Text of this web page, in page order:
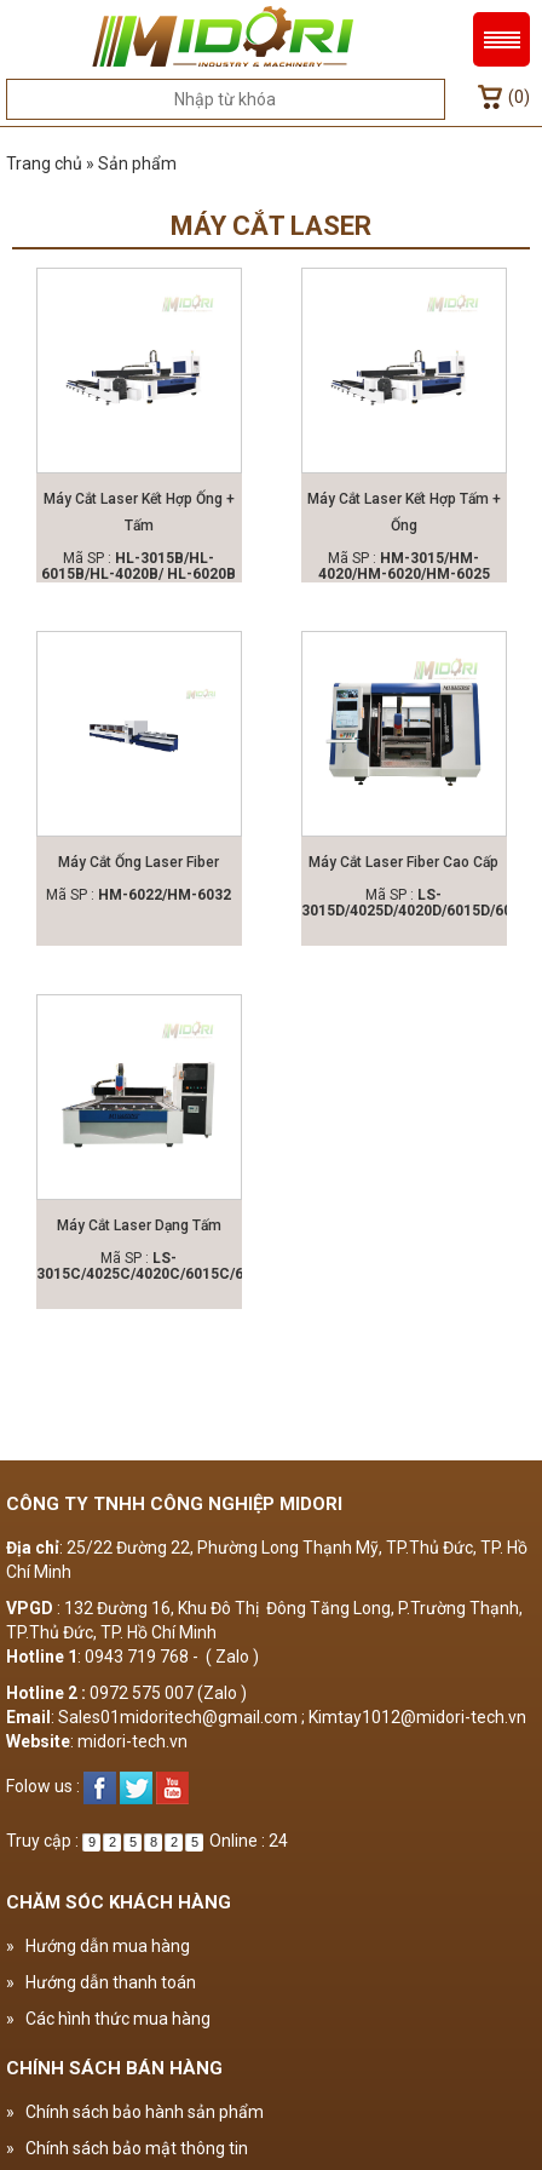
(0)
Trang chủ » Sản phẩm
MÁY CẮT LASER
Máy Cắt Laser Kết Hợp Ống +
Tấm
Mã SP : HL-3015B/HL-
6015B/HL-4020B/ HL-6020B
Máy Cắt Laser Kết Hợp Tấm +
Ống
Mã SP : HM-3015/HM-
4020/HM-6020/HM-6025
Máy Cắt Ống Laser Fiber
Mã SP : HM-6022/HM-6032
Máy Cắt Laser Fiber Cao Cấp
Mã SP : LS-
3015D/4025D/4020D/6015D/6020D/
Máy Cắt Laser Dạng Tấm
Mã SP : LS-
3015C/4025C/4020C/6015C/6020C/6025C
CÔNG TY TNHH CÔNG NGHIỆP MIDORI
Địa chỉ: 25/22 Đường 22, Phường Long Thạnh Mỹ, TP.Thủ Đức, TP. Hồ
Chí Minh
VPGD : 132 Đường 16, Khu Đô Thị Đông Tăng Long, P.Trường Thạnh,
TP.Thủ Đức, TP. Hồ Chí Minh
Hotline 1: 0943 719 768 - ( Zalo )
Hotline 2 : 0972 575 007 (Zalo )
Email : Sales01midoritech@gmail.com ; Kimtay1012@midori-tech.vn
Website: midori-tech.vn
Folow us :
Truy cập : 9 2 5 8 2 5 Online : 24
CHĂM SÓC KHÁCH HÀNG
»
Hướng dẫn mua hàng
»
Hướng dẫn thanh toán
»
Các hình thức mua hàng
CHÍNH SÁCH BÁN HÀNG
»
Chính sách bảo hành sản phẩm
»
Chính sách bảo mật thông tin